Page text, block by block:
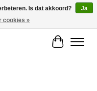
Is dat akkoord?
Ja
cookies »